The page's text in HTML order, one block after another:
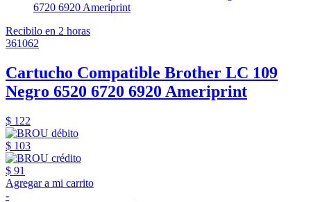
Recibilo en 2 horas
361062
Cartucho Compatible Brother LC 109
Negro 6520 6720 6920 Ameriprint
$ 122
$ 103
$ 91
Agregar a mi carrito
-